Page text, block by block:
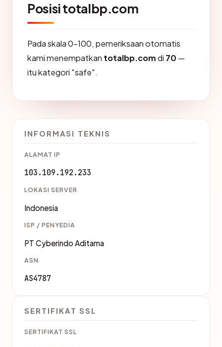
Posisi totalbp.com
Pada skala 0-100, pemeriksaan otomatis
kami menempatkan totalbp.comdi 70 —
itu kategori "safe".
INFORMASI TEKNIS
ALAMAT IP
103.109.192.233
LOKASI SERVER
Indonesia
ISP / PENYEDIA
PT Cyberindo Aditama
ASN
AS4787
SERTIFIKAT SSL
SERTIFIKAT SSL